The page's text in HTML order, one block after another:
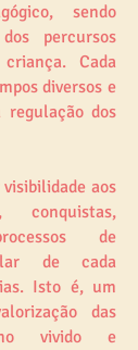
sendo
percursos
Cada
diversos e
regulação dos
aos
conquistas,
de
de cada
Isto é, um
das
vivido e